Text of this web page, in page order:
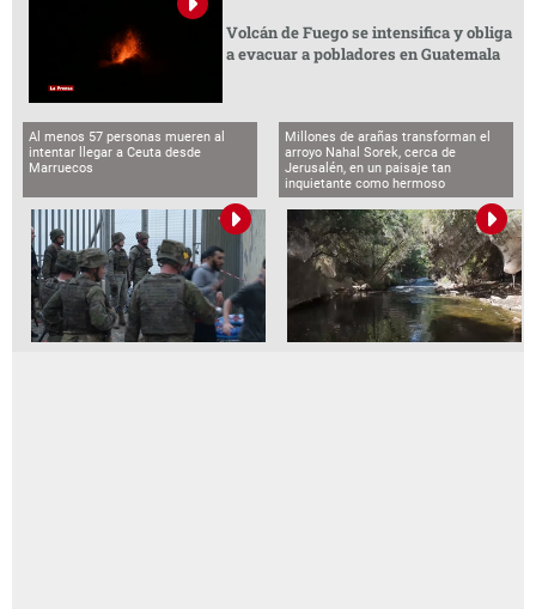
Volcán de Fuego se intensifica y obliga
a evacuar a pobladores en Guatemala
Al menos 57 personas mueren al
intentar llegar a Ceuta desde
Marruecos
Millones de arañas transforman el
arroyo Nahal Sorek, cerca de
Jerusalén, en un paisaje tan
inquietante como hermoso